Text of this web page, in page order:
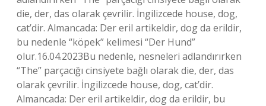
die, der, das olarak çevrilir. İngilizcede house, dog,
cat’dir. Almancada: Der eril artikeldir, dog da erildir,
bu nedenle “köpek” kelimesi “Der Hund”
olur.16.04.2023Bu nedenle, nesneleri adlandırırken
“The” parçacığı cinsiyete bağlı olarak die, der, das
olarak çevrilir. İngilizcede house, dog, cat’dir.
Almancada: Der eril artikeldir, dog da erildir, bu